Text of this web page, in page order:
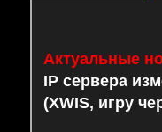
Актуальные
IP сервера
(XWIS, игру